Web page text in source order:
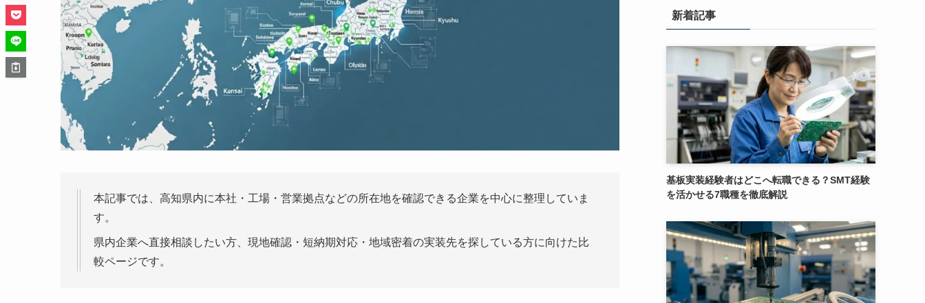
本記事では、高知県内に本社・工場・営業拠点などの所在地を確認できる企業を中心に整理していま
す。
県内企業へ直接相談したい方、現地確認・短納期対応・地域密着の実装先を探している方に向けた比
較ページです。
新着記事
基板実装経験者はどこへ転職できる？SMT経験
を活かせる7職種を徹底解説